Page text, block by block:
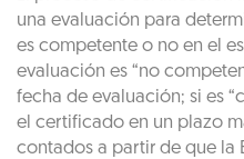
una evaluación para
es competente o no en el
evaluación es “no
fecha de evaluación; si es
el certificado en un plazo
contados a partir de que la